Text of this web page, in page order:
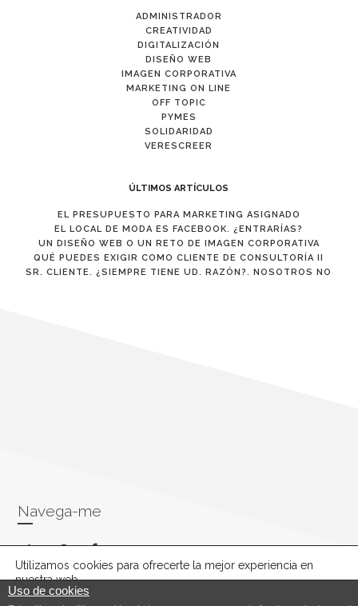
ADMINISTRADOR
CREATIVIDAD
DIGITALIZACIÓN
DISEÑO WEB
IMAGEN CORPORATIVA
MARKETING ON LINE
OFF TOPIC
PYMES
SOLIDARIDAD
VERESCREER
ÚLTIMOS ARTÍCULOS
EL PRESUPUESTO PARA MARKETING ASIGNADO
EL LOCAL DE MODA ES FACEBOOK. ¿ENTRARÍAS?
UN DISEÑO WEB O UN RETO DE IMAGEN CORPORATIVA
QUÉ PUEDES EXIGIR COMO CLIENTE DE CONSULTORÍA II
SR. CLIENTE. ¿SIEMPRE TIENE UD. RAZÓN?. NOSOTROS NO
Navega-me
linkedinpinterestfacebook
Uso de cookies
Utilizamos cookies para ofrecerte la mejor experiencia en
nuestra web.
Puedes aprender más sobre qué cookies utilizamos o